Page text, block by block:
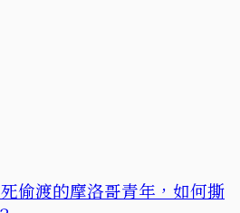
偷渡的摩洛哥青年，如何撕